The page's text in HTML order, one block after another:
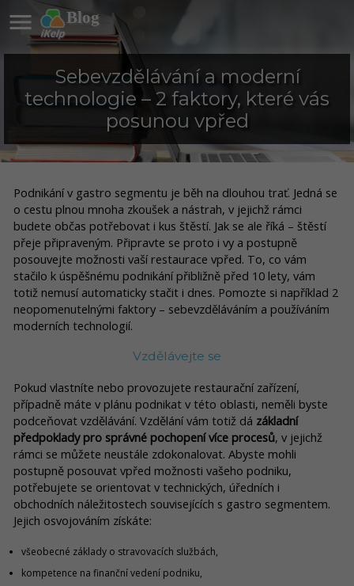
Blog

Sebevzdělávání a moderní
technologie – 2 faktory, které vás
posunou vpřed
Podnikání v gastro segmentu je běh na dlouhou trať. Jedná se
o cestu plnou mnoha zkoušek a nástrah, v jejichž rámci
budete občas potřebovat i kus štěstí. Jak se ale říká – štěstí
přeje připraveným. Připravte se proto i vy a postupně
posouvejte možnosti vaší restaurace vpřed. To, co vám
stačilo k úspěšnému podnikání přibližně před 10 lety, vám
totiž nemusí automaticky stačit i dnes. Pomozte si například 2
neopomenutelnými faktory – sebevzděláváním a používáním
moderních technologií.
Vzdělávejte se
Pokud vlastníte nebo provozujete restaurační zařízení,
případně máte v plánu podnikat v této oblasti, neměli byste
podceňovat vzdělávání. Vzdělání vám totiž dá základní
předpoklady pro správné pochopení více procesů, v jejichž
rámci se můžete neustále zdokonalovat. Abyste mohli
postupně posouvat vpřed možnosti vašeho podniku,
potřebujete se orientovat v technických, úředních i
obchodních náležitostech souvisejících s gastro segmentem.
Jejich osvojováním získáte:
všeobecné základy o stravovacích službách,
kompetence na finanční vedení podniku,